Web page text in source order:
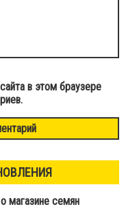
в этом браузере
магазине семян